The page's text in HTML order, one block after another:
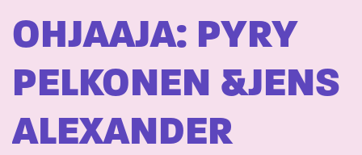
OHJAAJA: PYRY
PELKONEN &JENS
ALEXANDER